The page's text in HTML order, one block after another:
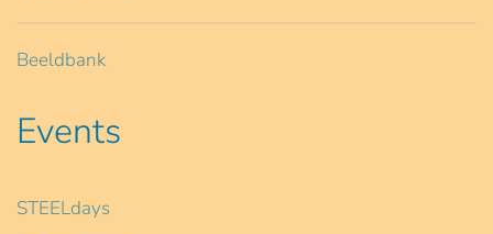
Beeldbank
Events
STEELdays